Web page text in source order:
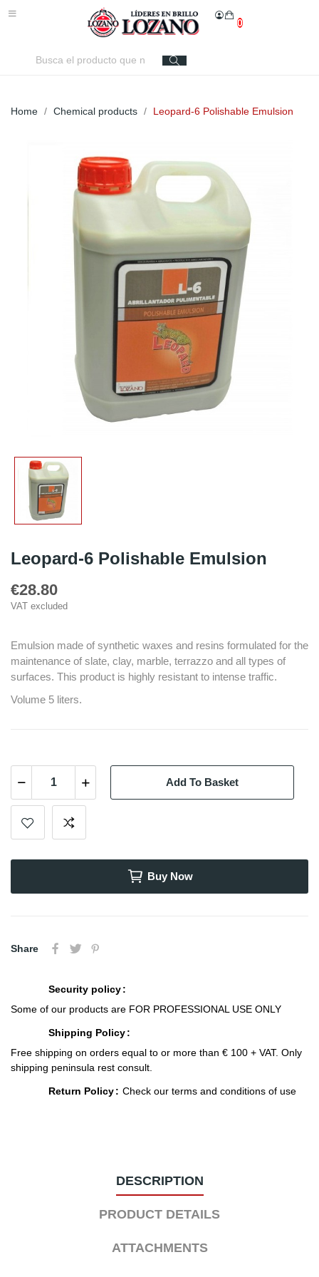
0
Home Chemical products Leopard-6 Polishable Emulsion
Leopard-6 Polishable Emulsion
€28.80
VAT excluded
Emulsion made of synthetic waxes and resins formulated for the
maintenance of slate, clay, marble, terrazzo and all types of
surfaces. This product is highly resistant to intense traffic.
Volume 5 liters.
Add To Basket
Buy Now
Share
Security policy
Some of our products are FOR PROFESSIONAL USE ONLY
Shipping Policy
Free shipping on orders equal to or more than € 100 + VAT. Only
shipping peninsula rest consult.
Return Policy Check our terms and conditions of use
DESCRIPTION
PRODUCT DETAILS
ATTACHMENTS